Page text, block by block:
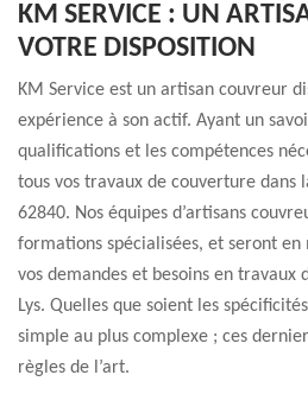
KM SERVICE : UN
VOTRE DISPOSITION
KM Service est un artisan couvreur
expérience à son actif. Ayant un
qualifications et les compétences
tous vos travaux de couverture dans
62840. Nos équipes d’artisans
formations spécialisées, et seront
vos demandes et besoins en travaux
Lys. Quelles que soient les
simple au plus complexe ; ces
règles de l’art.